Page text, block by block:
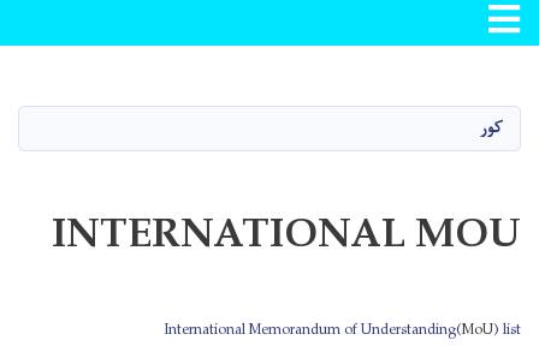
Toggle navigation
کور
INTERNATIONAL MOU
International Memorandum of Understanding(MoU) list